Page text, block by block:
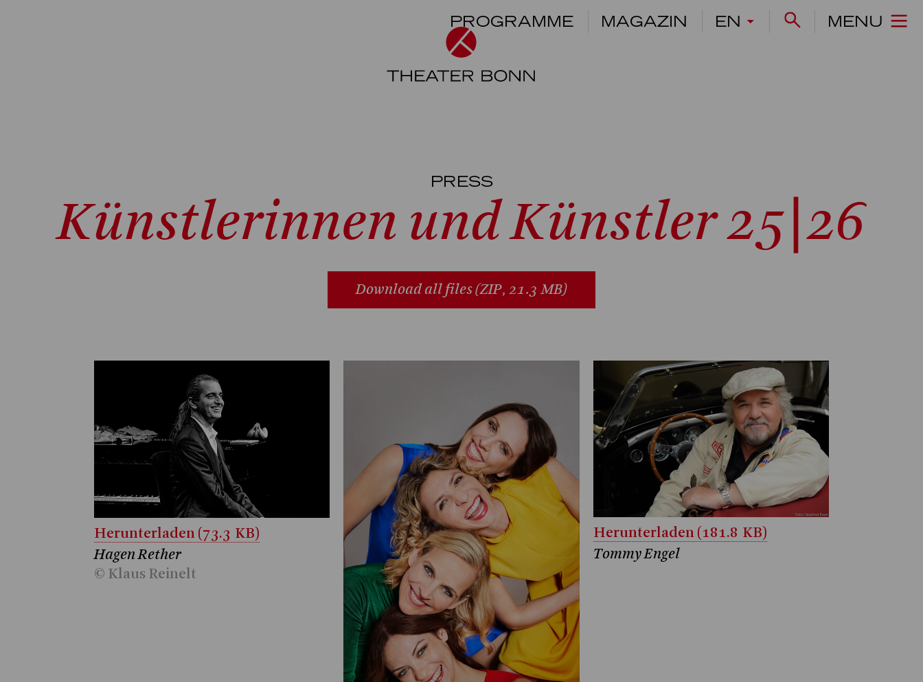
PROGRAMME MAGAZIN EN MENU
PRESS
Künstlerinnen und Künstler 25|26
Download all files(ZIP, 21.3 MB)
Herunterladen (73.3 KB)
Hagen Rether
© Klaus Reinelt
Herunterladen (181.8 KB)
Tommy Engel